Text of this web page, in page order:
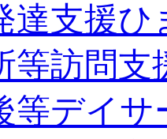
達支援ひ
等訪問支
等デイサ